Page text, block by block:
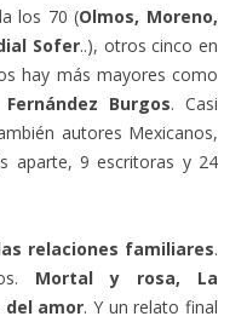
los 70 (Olmos, Moreno,
Sofer..), otros cinco en
hay más mayores como
Burgos. Casi
autores Mexicanos,
aparte, 9 escritoras y 24
relaciones familiares.
Mortal y rosa, La
amor. Y un relato final